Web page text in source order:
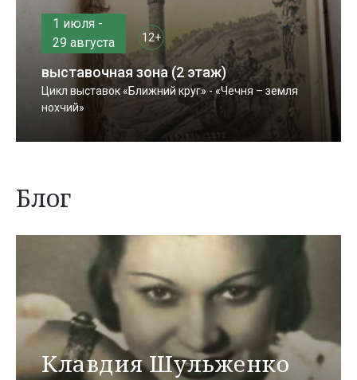
1 июля -
29 августа
12+
выставочная зона (2 этаж)
Цикл выставок «Ближний круг» - «Чечня – земля
нохчий»
Блог
Клавдия Шульженко